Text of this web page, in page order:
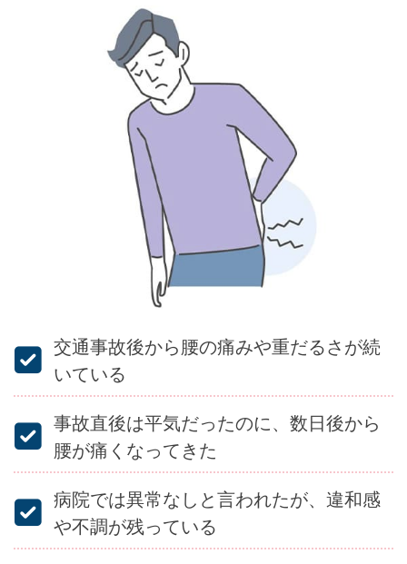
交通事故後から腰の痛みや重だるさが続
いている
事故直後は平気だったのに、数日後から
腰が痛くなってきた
病院では異常なしと言われたが、違和感
や不調が残っている